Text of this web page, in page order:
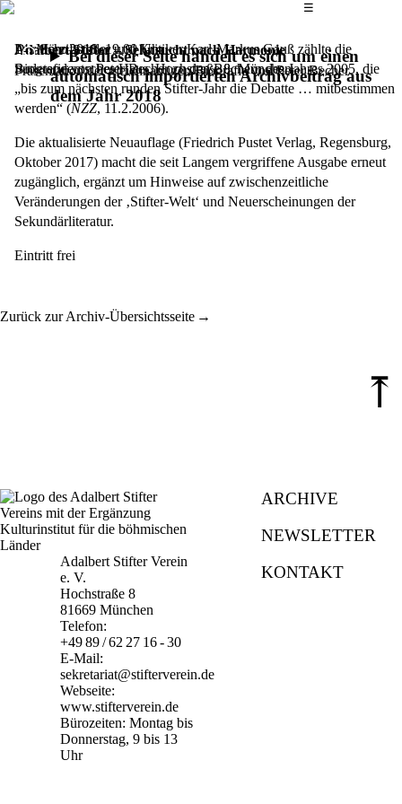
Das
☰
Bei dieser Seite handelt es sich um einen
automatisch importierten Archivbeitrag aus
dem Jahr 2018
Adalbert Stifter – Sehnsucht nach Harmonie
Präsentation der gleichnamigen Biografie von Peter Becher
Der Schriftsteller und Kritiker Karl-Markus Gauß zählte die
Biografie von Peter Becher zu den Büchern des Jahres 2005, die
„bis zum nächsten runden Stifter-Jahr die Debatte … mitbestimmen
werden“ (NZZ, 11.2.2006).
Die aktualisierte Neuauflage (Friedrich Pustet Verlag, Regensburg,
Oktober 2017) macht die seit Langem vergriffene Ausgabe erneut
zugänglich, ergänzt um Hinweise auf zwischenzeitliche
Veränderungen der ‚Stifter-Welt‘ und Neuerscheinungen der
Sekundärliteratur.
Eintritt frei
14. März 2018,19.00 Uhr
Sudetendeutsches Haus, Hochstraße 8, München
Zurück zur Archiv-Übersichtsseite
⤒
Adalbert Stifter Verein
e. V.
Hochstraße 8
81669 München
Telefon:
+49 89 / 62 27 16 - 30
E-Mail:
sekretariat@stifterverein.de
Webseite:
www.stifterverein.de
Bürozeiten: Montag bis
Donnerstag, 9 bis 13
Uhr
ARCHIVE
NEWSLETTER
KONTAKT